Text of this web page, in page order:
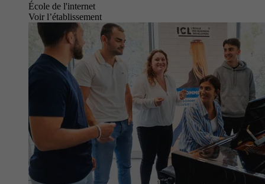
École de l'internet
Voir l’établissement